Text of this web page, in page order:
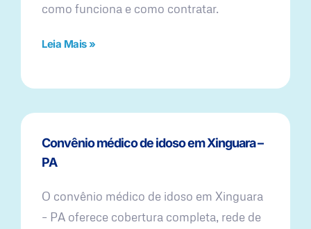
como funciona e como contratar.
Leia Mais »
Convênio médico de idoso em Xinguara –
PA
O convênio médico de idoso em Xinguara
– PA oferece cobertura completa, rede de